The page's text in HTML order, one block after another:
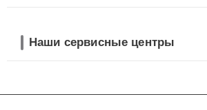
Наши сервисные центры